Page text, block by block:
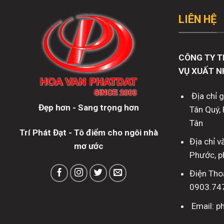
Đẹp hơn - Sang trọng hơn
Trí Phát Đạt - Tô điểm cho ngôi nhà
mơ ước
LIÊN HỆ
CÔNG TY
VỤ XUẤT
Địa chỉ
Tân
Tân
Địa chỉ
Phước,
Điện
Email: